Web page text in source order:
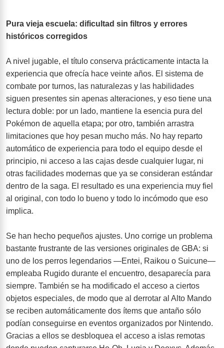
Pura vieja escuela: dificultad sin filtros y errores
históricos corregidos
A nivel jugable, el título conserva prácticamente intacta la
experiencia que ofrecía hace veinte años. El sistema de
combate por turnos, las naturalezas y las habilidades
siguen presentes sin apenas alteraciones, y eso tiene una
lectura doble: por un lado, mantiene la esencia pura del
Pokémon de aquella etapa; por otro, también arrastra
limitaciones que hoy pesan mucho más. No hay reparto
automático de experiencia para todo el equipo desde el
principio, ni acceso a las cajas desde cualquier lugar, ni
otras facilidades modernas que ya se consideran estándar
dentro de la saga. El resultado es una experiencia muy fiel
al original, con todo lo bueno y todo lo incómodo que eso
implica.
Se han hecho pequeños ajustes. Uno corrige un problema
bastante frustrante de las versiones originales de GBA: si
uno de los perros legendarios —Entei, Raikou o Suicune—
empleaba Rugido durante el encuentro, desaparecía para
siempre. También se ha modificado el acceso a ciertos
objetos especiales, de modo que al derrotar al Alto Mando
se reciben automáticamente dos ítems que antaño sólo
podían conseguirse en eventos organizados por Nintendo.
Gracias a ellos se desbloquea el acceso a islas remotas